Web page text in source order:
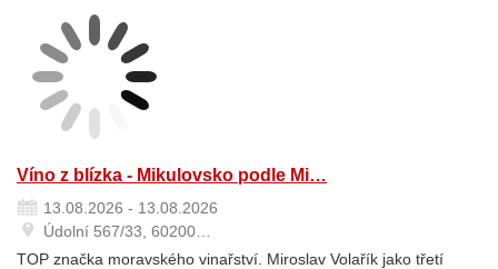
Víno z blízka - Mikulovsko podle Mi…
13.08.2026 - 13.08.2026
Údolní 567/33, 60200…
TOP značka moravského vinařství. Miroslav Volařík jako třetí